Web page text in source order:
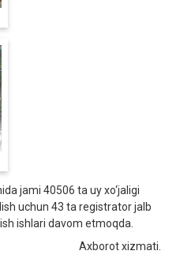
jami 40506 ta uy xo‘jaligi
uchun 43 ta registrator jalb
ishlari davom etmoqda.
Axborot xizmati.